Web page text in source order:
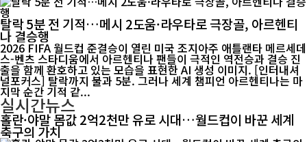
탈락 5분 전 기적…메시 2도움·라우타로 극장골, 아르헨티
나 결승행
2026 FIFA 월드컵 준결승이 열린 미국 조지아주 애틀랜타 메르세데
스-벤츠 스타디움에서 아르헨티나 팬들이 극적인 역전승과 결승 진
출을 함께 환호하고 있는 모습을 표현한 AI 생성 이미지. [인터내셔
널포커스] 탈락까지 불과 5분. 그러나 세계 챔피언 아르헨티나는 마
지막 순간 기적 같...
실시간뉴스
홀란·야말 몸값 2억2천만 유로 시대…월드컵이 바꾼 세계
축구의 가치